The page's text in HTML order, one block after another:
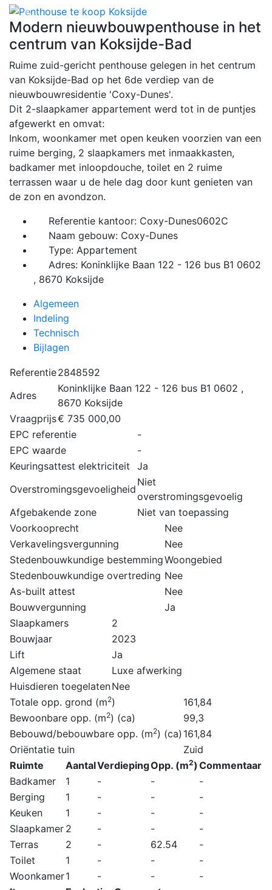
Vorige
Modern nieuwbouwpenthouse in het
centrum van Koksijde-Bad
Ruime zuid-gericht penthouse gelegen in het centrum
van Koksijde-Bad op het 6de verdiep van de
nieuwbouwresidentie 'Coxy-Dunes'.
Dit 2-slaapkamer appartement werd tot in de puntjes
afgewerkt en omvat:
Inkom, woonkamer met open keuken voorzien van een
ruime berging, 2 slaapkamers met inmaakkasten,
badkamer met inloopdouche, toilet en 2 ruime
terrassen waar u de hele dag door kunt genieten van
de zon en avondzon.
Referentie kantoor: Coxy-Dunes0602C
Naam gebouw: Coxy-Dunes
Type: Appartement
Adres: Koninklijke Baan 122 - 126 bus B1 0602
, 8670 Koksijde
Algemeen
Indeling
Technisch
Bijlagen
Referentie2848592
Adres
Koninklijke Baan 122 - 126 bus B1 0602 ,
8670 Koksijde
Vraagprijs€ 735 000,00
EPC referentie
-
EPC waarde
-
Keuringsattest elektriciteit
Ja
Overstromingsgevoeligheid
Niet
overstromingsgevoelig
Afgebakende zone
Niet van toepassing
Voorkooprecht
Nee
Verkavelingsvergunning
Nee
Stedenbouwkundige bestemmingWoongebied
Stedenbouwkundige overtreding Nee
As-built attest
Nee
Bouwvergunning
Ja
Slaapkamers
2
Bouwjaar
2023
Lift
Ja
Algemene staat
Luxe afwerking
Huisdieren toegelatenNee
Totale opp. grond (m2)
161,84
Bewoonbare opp. (m2) (ca)
99,3
Bebouwd/bebouwbare opp. (m2) (ca) 161,84
Oriëntatie tuin
Zuid
Ruimte
AantalVerdiepingOpp. (m2) Commentaar
Badkamer
1 - -
-
Berging
1 - -
-
Keuken
1 - -
-
Slaapkamer 2 - -
-
Terras
2 - 62.54
-
Toilet
1 - -
-
Woonkamer1 - -
-